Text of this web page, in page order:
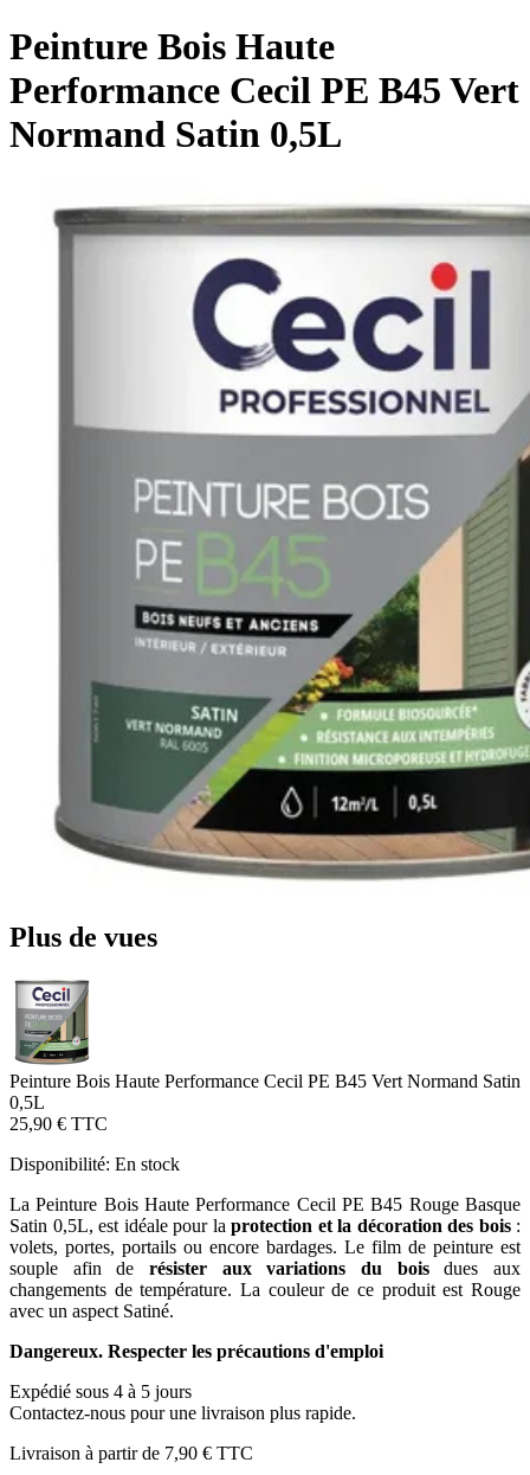
Peinture Bois Haute
Performance Cecil PE B45 Vert
Normand Satin 0,5L
Plus de vues
Peinture Bois Haute Performance Cecil PE B45 Vert Normand Satin
0,5L
25,90 € TTC
Disponibilité: En stock
La Peinture Bois Haute Performance Cecil PE B45 Rouge Basque
Satin 0,5L, est idéale pour la protection et la décoration des bois:
volets, portes, portails ou encore bardages. Le film de peinture est
souple afin de résister aux variations du boisdues aux
changements de température. La couleur de ce produit est Rouge
avec un aspect Satiné.
Dangereux. Respecter les précautions d'emploi
Expédié sous 4 à 5 jours
Contactez-nous pour une livraison plus rapide.
Livraison à partir de 7,90 € TTC